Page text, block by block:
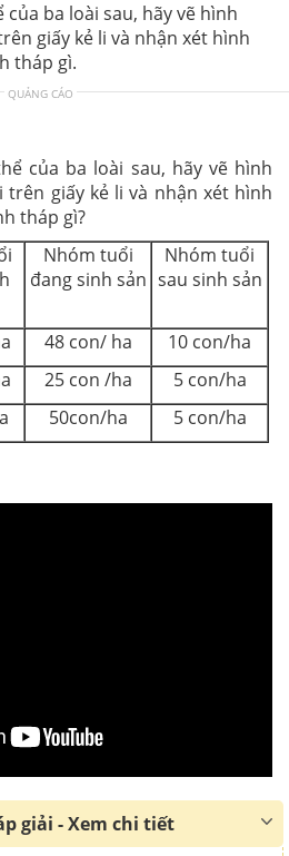
ba loài sau, hãy vẽ hình
giấy kẻ li và nhận xét hình
tháp gì.
QUẢNG CÁO
của ba loài sau, hãy vẽ hình
giấy kẻ li và nhận xét hình
tháp gì?
Nhóm tuổi
đang sinh sản
Nhóm tuổi
sau sinh sản
48 con/ ha
10 con/ha
25 con /ha
5 con/ha
50con/ha 5 con/ha
giải - Xem chi tiết